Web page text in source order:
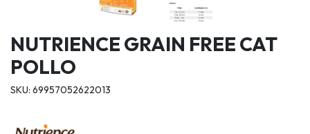
NUTRIENCE GRAIN FREE CAT
POLLO
SKU: 69957052622013